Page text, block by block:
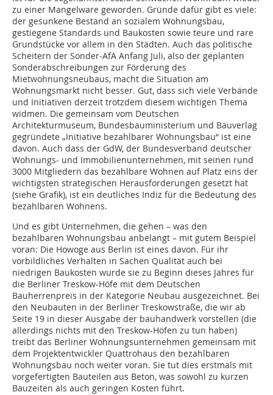
zu einer Mangelware geworden. Gründe dafür gibt es viele:
der gesunkene Bestand an sozialem Wohnungsbau,
gestiegene Standards und Baukosten sowie teure und rare
Grundstücke vor allem in den Städten. Auch das politische
Scheitern der Sonder-AfA Anfang Juli, also der geplanten
Sonderabschreibungen zur Förderung des
Mietwohnungsneubaus, macht die Situation am
Wohnungsmarkt nicht besser. Gut, dass sich viele Verbände
und Initiativen derzeit trotzdem diesem wichtigen Thema
widmen. Die gemeinsam vom Deutschen
Architekturmuseum, Bundesbauministerium und Bauverlag
gegründete „Initiative bezahlbarer Wohnungsbau“ ist eine
davon. Auch dass der GdW, der Bundesverband deutscher
Wohnungs- und Immobilienunternehmen, mit seinen rund
3000 Mitgliedern das bezahlbare Wohnen auf Platz eins der
wichtigsten strategischen Herausforderungen gesetzt hat
(siehe Grafik), ist ein deutliches Indiz für die Bedeutung des
bezahlbaren Wohnens.
Und es gibt Unternehmen, die gehen – was den
bezahlbaren Wohnungsbau anbelangt – mit gutem Beispiel
voran: Die Howoge aus Berlin ist eines davon. Für ihr
vorbildliches Verhalten in Sachen Qualität auch bei
niedrigen Baukosten wurde sie zu Beginn dieses Jahres für
die Berliner Treskow-Höfe mit dem Deutschen
Bauherrenpreis in der Kategorie Neubau ausgezeichnet. Bei
den Neubauten in der Berliner Treskowstraße, die wir ab
Seite 19 in dieser Ausgabe der bauhandwerk vorstellen (die
allerdings nichts mit den Treskow-Höfen zu tun haben)
treibt das Berliner Wohnungsunternehmen gemeinsam mit
dem Projektentwickler Quattrohaus den bezahlbaren
Wohnungsbau noch weiter voran. Sie tut dies erstmals mit
vorgefertigten Bauteilen aus Beton, was sowohl zu kurzen
Bauzeiten als auch geringen Kosten führt.